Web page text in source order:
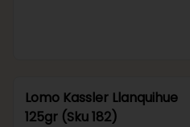
Lomo Kassler Llanquihue
125gr (Sku 182)